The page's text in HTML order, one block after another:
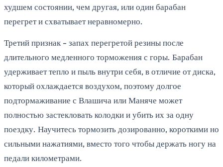
худшем состоянии, чем другая, или один барабан
перегрет и схватывает неравномерно.
Третий признак - запах перегретой резины после
длительного медленного торможения с горы. Барабан
удерживает тепло и пыль внутри себя, в отличие от диска,
который охлаждается воздухом, поэтому долгое
подтормаживание с Влашича или Маняче может
полностью застекловать колодки и убить их за одну
поездку. Научитесь тормозить дозированно, короткими но
сильными нажатиями, вместо того чтобы держать ногу на
педали километрами.